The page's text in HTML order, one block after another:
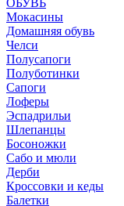
ОБУВЬ
Мокасины
Домашняя обувь
Челси
Полусапоги
Полуботинки
Сапоги
Лоферы
Эспадрильи
Шлепанцы
Босоножки
Сабо и мюли
Дерби
Кроссовки и кеды
Балетки